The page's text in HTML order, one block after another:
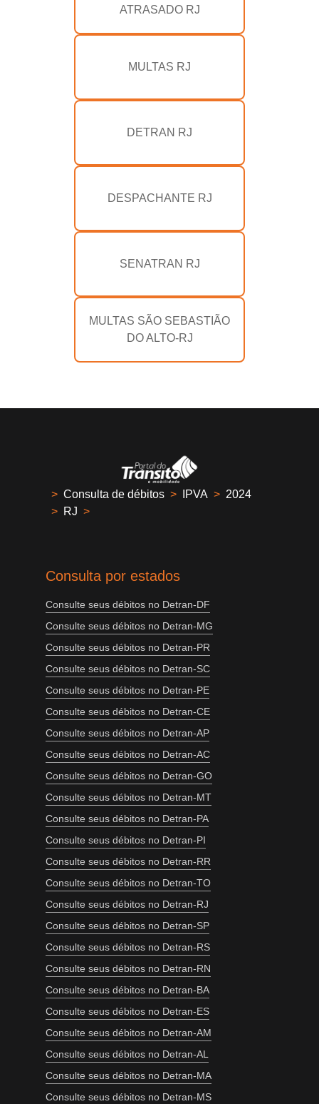
ATRASADO RJ
MULTAS RJ
DETRAN RJ
DESPACHANTE RJ
SENATRAN RJ
MULTAS SÃO SEBASTIÃO
DO ALTO-RJ
> Consulta de débitos > IPVA > 2024
> RJ >
Consulta por estados
Consulte seus débitos no Detran-DF
Consulte seus débitos no Detran-MG
Consulte seus débitos no Detran-PR
Consulte seus débitos no Detran-SC
Consulte seus débitos no Detran-PE
Consulte seus débitos no Detran-CE
Consulte seus débitos no Detran-AP
Consulte seus débitos no Detran-AC
Consulte seus débitos no Detran-GO
Consulte seus débitos no Detran-MT
Consulte seus débitos no Detran-PA
Consulte seus débitos no Detran-PI
Consulte seus débitos no Detran-RR
Consulte seus débitos no Detran-TO
Consulte seus débitos no Detran-RJ
Consulte seus débitos no Detran-SP
Consulte seus débitos no Detran-RS
Consulte seus débitos no Detran-RN
Consulte seus débitos no Detran-BA
Consulte seus débitos no Detran-ES
Consulte seus débitos no Detran-AM
Consulte seus débitos no Detran-AL
Consulte seus débitos no Detran-MA
Consulte seus débitos no Detran-MS